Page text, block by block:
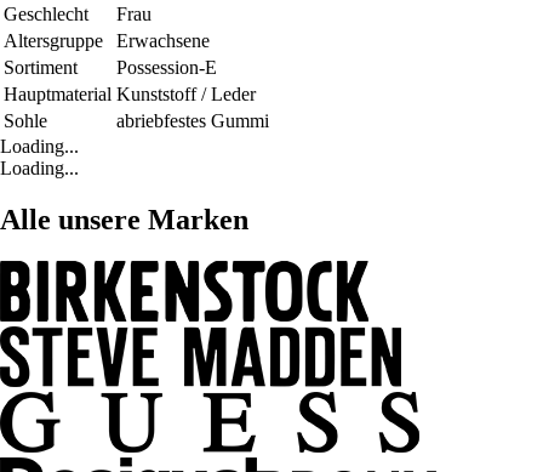
Geschlecht
Frau
Altersgruppe
Erwachsene
Sortiment
Possession-E
Hauptmaterial Kunststoff / Leder
Sohle
abriebfestes Gummi
Loading...
Loading...
Alle unsere Marken